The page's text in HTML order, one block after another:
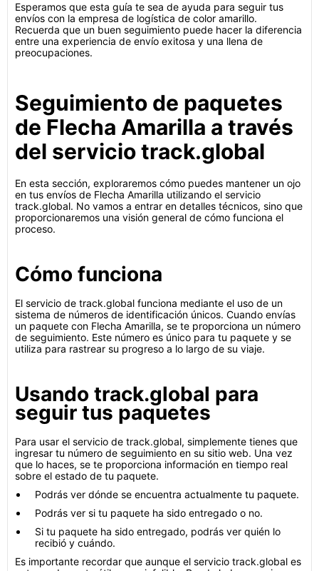
Esperamos que esta guía te sea de ayuda para seguir tus
envíos con la empresa de logística de color amarillo.
Recuerda que un buen seguimiento puede hacer la diferencia
entre una experiencia de envío exitosa y una llena de
preocupaciones.
Seguimiento de paquetes
de Flecha Amarilla a través
del servicio track.global
En esta sección, exploraremos cómo puedes mantener un ojo
en tus envíos de Flecha Amarilla utilizando el servicio
track.global. No vamos a entrar en detalles técnicos, sino que
proporcionaremos una visión general de cómo funciona el
proceso.
Cómo funciona
El servicio de track.global funciona mediante el uso de un
sistema de números de identificación únicos. Cuando envías
un paquete con Flecha Amarilla, se te proporciona un número
de seguimiento. Este número es único para tu paquete y se
utiliza para rastrear su progreso a lo largo de su viaje.
Usando track.global para
seguir tus paquetes
Para usar el servicio de track.global, simplemente tienes que
ingresar tu número de seguimiento en su sitio web. Una vez
que lo haces, se te proporciona información en tiempo real
sobre el estado de tu paquete.
Podrás ver dónde se encuentra actualmente tu paquete.
Podrás ver si tu paquete ha sido entregado o no.
Si tu paquete ha sido entregado, podrás ver quién lo
recibió y cuándo.
Es importante recordar que aunque el servicio track.global es